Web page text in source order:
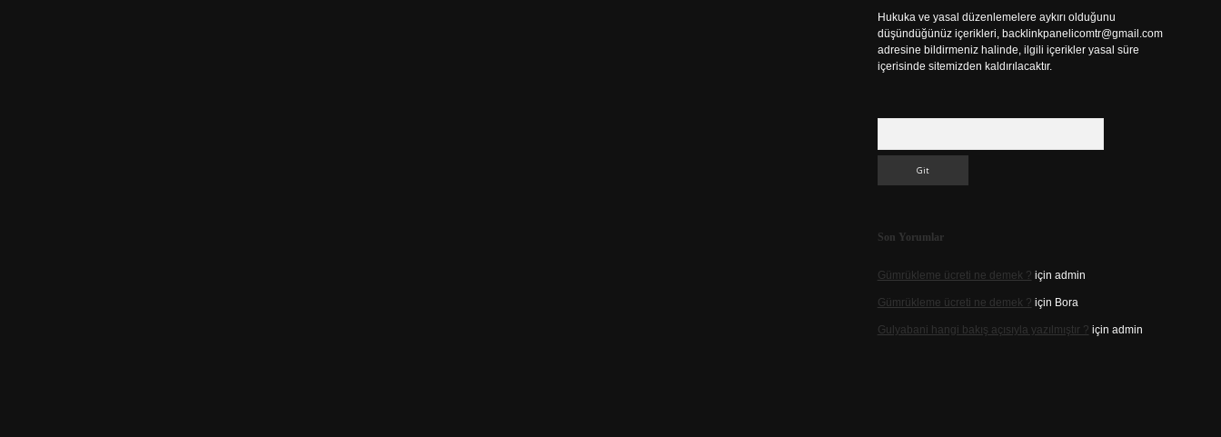
Hukuka ve yasal düzenlemelere aykırı olduğunu
düşündüğünüz içerikleri, backlinkpanelicomtr@gmail.com
adresine bildirmeniz halinde, ilgili içerikler yasal süre
içerisinde sitemizden kaldırılacaktır.
Son Yorumlar
Gümrükleme ücreti ne demek ? için admin
Gümrükleme ücreti ne demek ? için Bora
Gulyabani hangi bakış açısıyla yazılmıştır ? için admin